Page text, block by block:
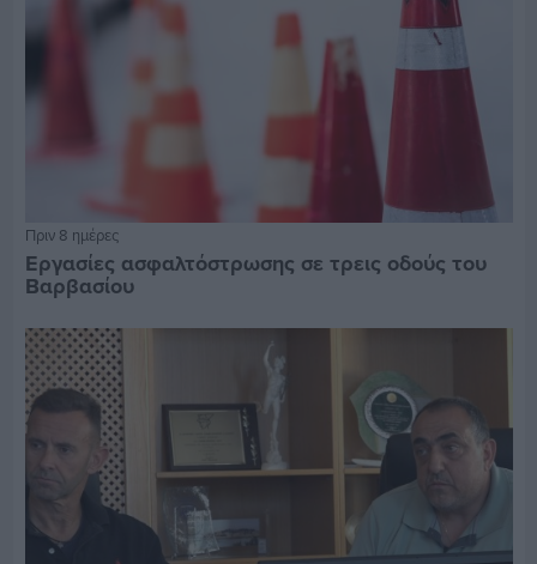
Πριν 8 ημέρες
Εργασίες ασφαλτόστρωσης σε τρεις οδούς του
Βαρβασίου